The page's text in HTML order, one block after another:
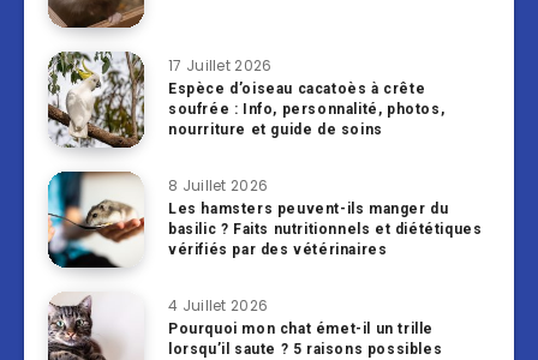
17 Juillet 2026
Espèce d’oiseau cacatoès à crête
soufrée : Info, personnalité, photos,
nourriture et guide de soins
8 Juillet 2026
Les hamsters peuvent-ils manger du
basilic ? Faits nutritionnels et diététiques
vérifiés par des vétérinaires
4 Juillet 2026
Pourquoi mon chat émet-il un trille
lorsqu’il saute ? 5 raisons possibles